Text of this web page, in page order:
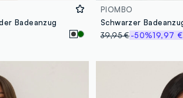
Badeanzug
PIOMBO
39,95 €-50%19,97 €